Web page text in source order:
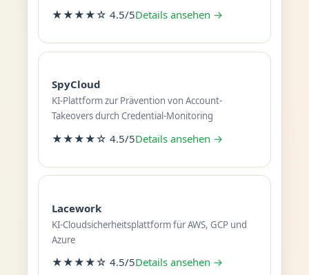
★★★★☆ 4.5/5Details ansehen →
SpyCloud
KI-Plattform zur Prävention von Account-
Takeovers durch Credential-Monitoring
★★★★☆ 4.5/5Details ansehen →
Lacework
KI-Cloudsicherheitsplattform für AWS, GCP und
Azure
★★★★☆ 4.5/5Details ansehen →